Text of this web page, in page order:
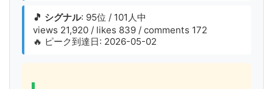
🎵 シグナル: 95位 / 101人中
views 21,920 / likes 839 / comments 172
🔥 ピーク到達日: 2026-05-02